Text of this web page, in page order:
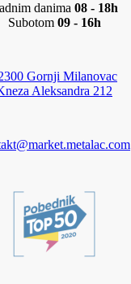
danima 08 - 18h
Subotom 09 - 16h
Gornji Milanovac
Aleksandra 212